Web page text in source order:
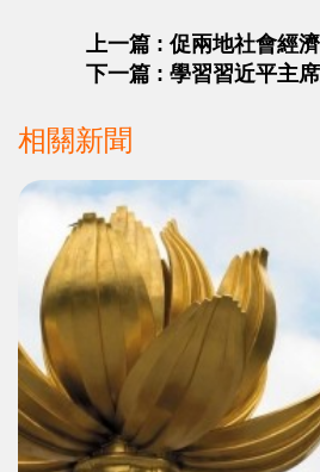
上一篇 : 促兩地社會經
下一篇 : 學習習近平主
相關新聞